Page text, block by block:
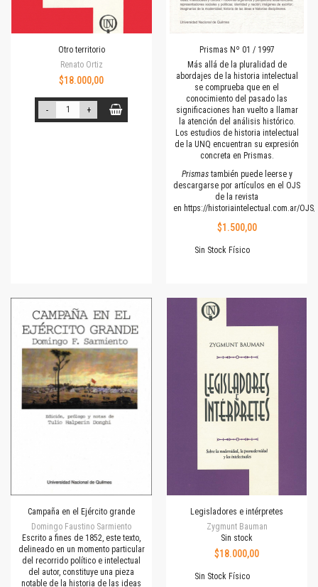
Otro territorio
Renato Ortiz
$18.000,00
- +
Prismas Nº 01 / 1997
Más allá de la pluralidad de
abordajes de la historia intelectual
se comprueba que en el
conocimiento del pasado las
significaciones han vuelto a llamar
la atención del análisis histórico.
Los estudios de historia intelectual
de la UNQ encuentran su expresión
concreta en Prismas.
Prismas también puede leerse y
descargarse por artículos en el OJS
de la revista
en https://historiaintelectual.com.ar/
$1.500,00
Sin Stock Físico
Campaña en el Ejército grande
Domingo Faustino Sarmiento
Escrito a fines de 1852, este texto,
delineado en un momento particular
del recorrido político e intelectual
del autor, constituye una pieza
notable de la historia de las ideas
Legisladores e intérpretes
Zygmunt Bauman
Sin stock
$18.000,00
Sin Stock Físico